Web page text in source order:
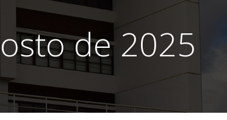
de 2025